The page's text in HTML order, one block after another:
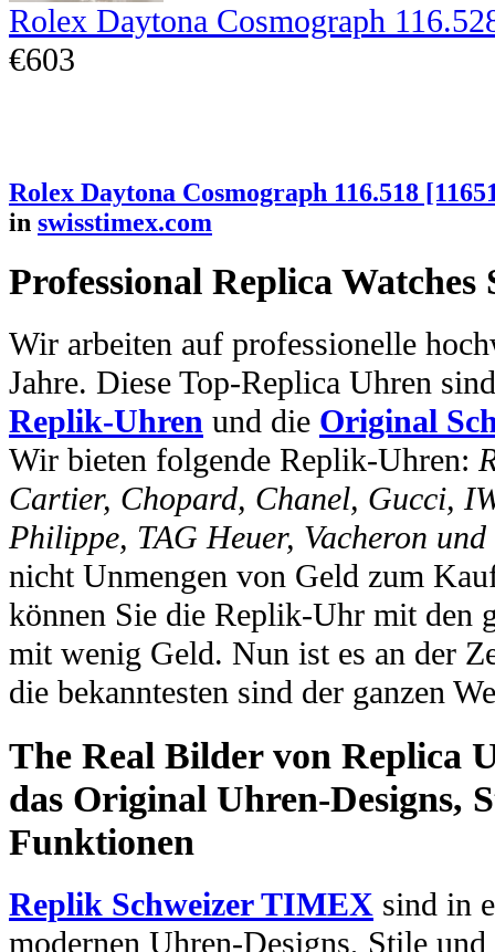
Rolex Daytona Cosmograph
€603
Rolex Daytona Cosmograph 116.518
in swisstimex.com
Professional Replica Watches
Wir arbeiten auf professionelle
Jahre. Diese Top-Replica Uhren
Replik-Uhren und die Original
Wir bieten folgende Replik-Uhren:
Cartier, Chopard, Chanel, Gucci,
Philippe, TAG Heuer, Vacheron
nicht Unmengen von Geld zum
können Sie die Replik-Uhr mit den
mit wenig Geld. Nun ist es an der
die bekanntesten sind der ganzen
The Real Bilder von Replica
das Original Uhren-Designs,
Funktionen
Replik Schweizer TIMEX sind in
modernen Uhren-Designs, Stile